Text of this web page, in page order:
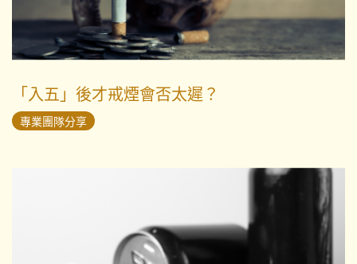
「入五」後才戒煙會否太遲？
專業團隊分享